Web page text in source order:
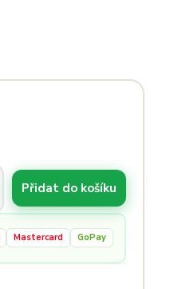
Přidat do košíku
Mastercard GoPay